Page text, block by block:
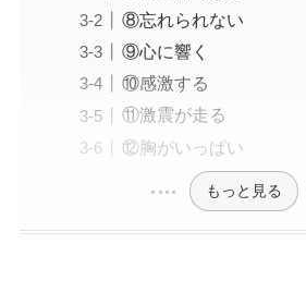
⑧忘れられない
⑨心に響く
⑩感激する
⑪激震が走る
⑫胸がいっぱい
もっと見る